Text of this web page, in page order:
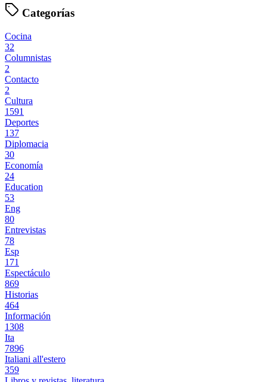
Categorías
Cocina
32
Columnistas
2
Contacto
2
Cultura
1591
Deportes
137
Diplomacia
30
Economía
24
Education
53
Eng
80
Entrevistas
78
Esp
171
Espectáculo
869
Historias
464
Información
1308
Ita
7896
Italiani all'estero
359